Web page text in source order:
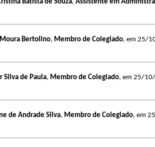
Batista de Souza, Assistente em
Bertolino, Membro de Colegiado, em 25/
Silva de Paula, Membro de Colegiado, em 25/
de Andrade Silva, Membro de Colegiado, em